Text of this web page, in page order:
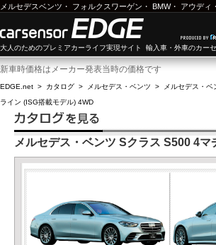
メルセデスベンツ ・ フォルクスワーゲン ・ BMW・ アウディ
大人のためのプレミアカーライフ実現サイト 輸入車・外車のカー
新車時価格はメーカー発表当時の価格です
EDGE.net > カタログ > メルセデス・ベンツ > メルセデス・
ライン (ISG搭載モデル) 4WD
メルセデス・ベンツ Sクラス S500 4